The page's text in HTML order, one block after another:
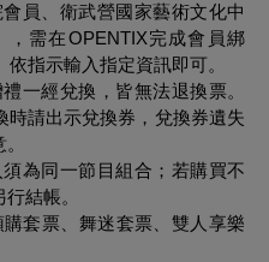
員、衛武營國家藝術文化中
需在OPENTIX完成會員綁
指示輸入指定資訊即可。
一經兌換，皆無法退換票。
時請出示兌換券，兌換券遺失
須為同一節目組合；若購買不
結帳。
套票、舞迷套票、雙人享樂